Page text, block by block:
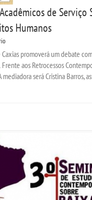
de Serviço
Humanos
promoverá um debate
aos Retrocessos
será Cristina Barros,